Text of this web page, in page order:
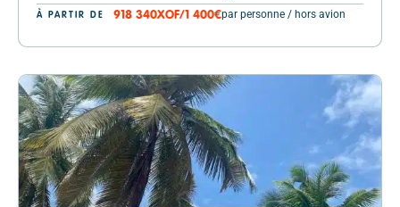
À PARTIR DE 918 340XOF/1 400€par personne / hors avion